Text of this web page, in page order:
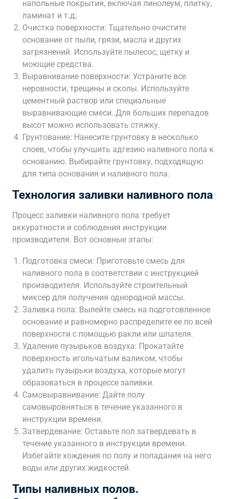
напольные покрытия, включая линолеум, плитку,
ламинат и т.д;
Очистка поверхности: Тщательно очистите
основание от пыли, грязи, масла и других
загрязнений. Используйте пылесос, щетку и
моющие средства.
Выравнивание поверхности: Устраните все
неровности, трещины и сколы. Используйте
цементный раствор или специальные
выравнивающие смеси. Для больших перепадов
высот можно использовать стяжку.
Грунтование: Нанесите грунтовку в несколько
слоев, чтобы улучшить адгезию наливного пола к
основанию. Выбирайте грунтовку, подходящую
для типа основания и наливного пола.
Технология заливки наливного пола
Процесс заливки наливного пола требует
аккуратности и соблюдения инструкции
производителя. Вот основные этапы:
Подготовка смеси: Приготовьте смесь для
наливного пола в соответствии с инструкцией
производителя. Используйте строительный
миксер для получения однородной массы.
Заливка пола: Вылейте смесь на подготовленное
основание и равномерно распределите ее по всей
поверхности с помощью ракли или шпателя.
Удаление пузырьков воздуха: Прокатайте
поверхность игольчатым валиком, чтобы
удалить пузырьки воздуха, которые могут
образоваться в процессе заливки.
Самовыравнивание: Дайте полу
самовыровняться в течение указанного в
инструкции времени.
Затвердевание: Оставьте пол затвердевать в
течение указанного в инструкции времени.
Избегайте хождения по полу и попадания на него
воды или других жидкостей.
Типы наливных полов.